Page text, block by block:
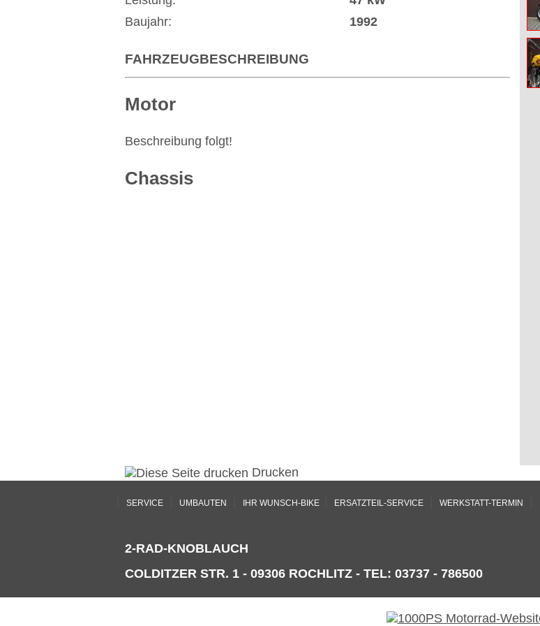
Baujahr:
1992
FAHRZEUGBESCHREIBUNG
Motor
Beschreibung folgt!
Chassis
Drucken
SERVICE UMBAUTEN IHR WUNSCH-BIKE ERSATZTEIL-SERVICE WERKSTATT-TERMIN
2-RAD-KNOBLAUCH
COLDITZER STR. 1 - 09306 ROCHLITZ - TEL: 03737 - 786500